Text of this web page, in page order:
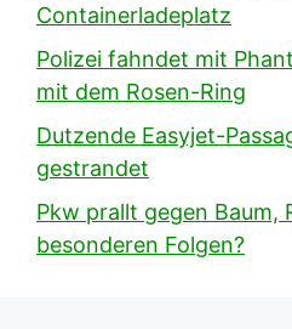
Containerladeplatz
Polizei fahndet mit
mit dem Rosen-Ring
Dutzende Easyjet-
gestrandet
Pkw prallt gegen Baum,
besonderen Folgen?